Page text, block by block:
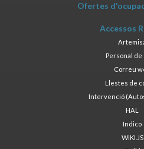
Ofertes
Accessos
Personal de
Correu
Llestes de
Intervenció
HAL
Indico
WIKI.JS